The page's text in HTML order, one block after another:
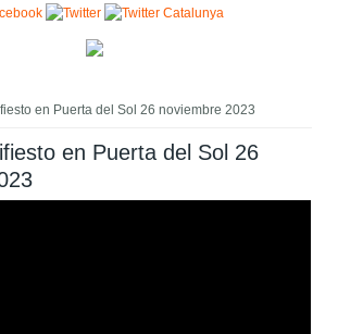
en Puerta del Sol 26 noviembre 2023
en Puerta del Sol 26